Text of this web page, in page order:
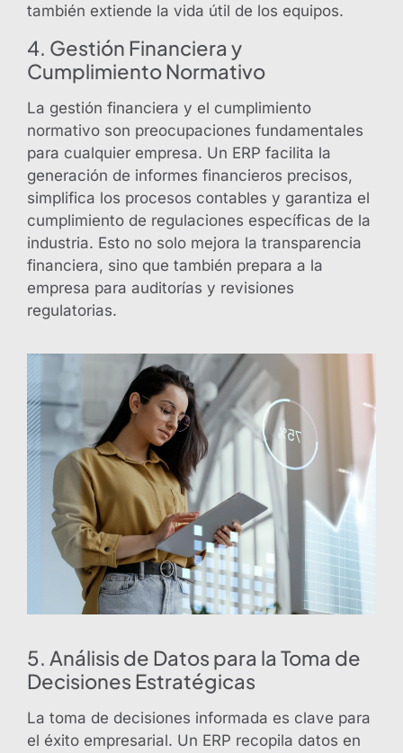
también extiende la vida útil de los equipos.
4. Gestión Financiera y
Cumplimiento Normativo
La gestión financiera y el cumplimiento
normativo son preocupaciones fundamentales
para cualquier empresa. Un ERP facilita la
generación de informes financieros precisos,
simplifica los procesos contables y garantiza el
cumplimiento de regulaciones específicas de la
industria. Esto no solo mejora la transparencia
financiera, sino que también prepara a la
empresa para auditorías y revisiones
regulatorias.
5. Análisis de Datos para la Toma de
Decisiones Estratégicas
La toma de decisiones informada es clave para
el éxito empresarial. Un ERP recopila datos en